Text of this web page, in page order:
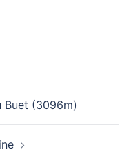
Buet (3096m)